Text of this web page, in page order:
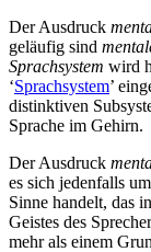
Der Ausdruck
geläufig sind
Sprachsystem wird
‘Sprachsystem’
distinktiven
Sprache im Gehirn.
Der Ausdruck
es sich jedenfalls
Sinne handelt, das
Geistes des
mehr als einem